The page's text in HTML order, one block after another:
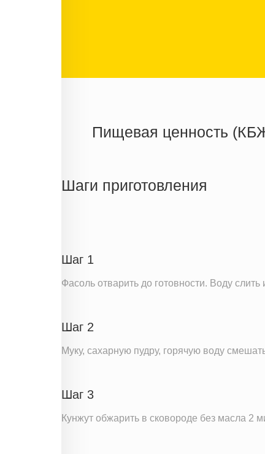
Пищевая ценность
Белки
Шаги приготовления
Шаг 1
Фасоль отварить до готовности. Воду
Шаг 2
Муку, сахарную пудру, горячую воду
Шаг 3
Кунжут обжарить в сковороде без масла 2